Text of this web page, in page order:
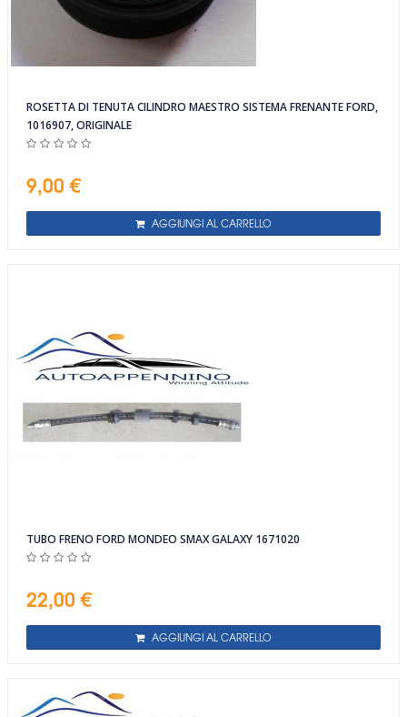
ROSETTA DI TENUTA CILINDRO MAESTRO SISTEMA FRENANTE FORD,
1016907, ORIGINALE
9,00 €
AGGIUNGI AL CARRELLO
TUBO FRENO FORD MONDEO SMAX GALAXY 1671020
22,00 €
AGGIUNGI AL CARRELLO